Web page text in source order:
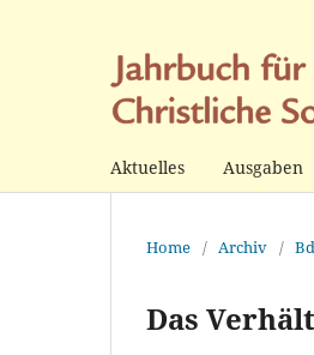
Aktuelles Ausgaben
Home / Archiv /
Das